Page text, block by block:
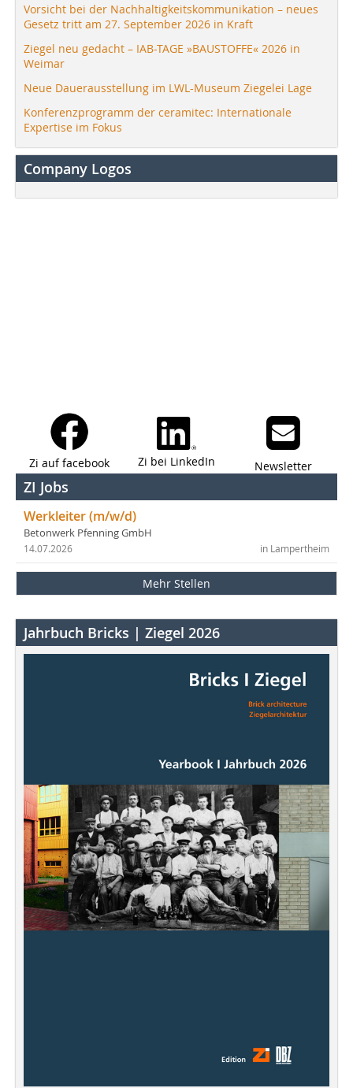
Vorsicht bei der Nachhaltigkeitskommunikation – neues
Gesetz tritt am 27. September 2026 in Kraft
Ziegel neu gedacht – IAB-TAGE »BAUSTOFFE« 2026 in
Weimar
Neue Dauerausstellung im LWL-Museum Ziegelei Lage
Konferenzprogramm der ceramitec: Internationale
Expertise im Fokus
Company Logos
Zi auf facebook Zi bei LinkedIn Newsletter
ZI Jobs
Werkleiter (m/w/d)
Betonwerk Pfenning GmbH
in Lampertheim
14.07.2026
Mehr Stellen
Jahrbuch Bricks | Ziegel 2026